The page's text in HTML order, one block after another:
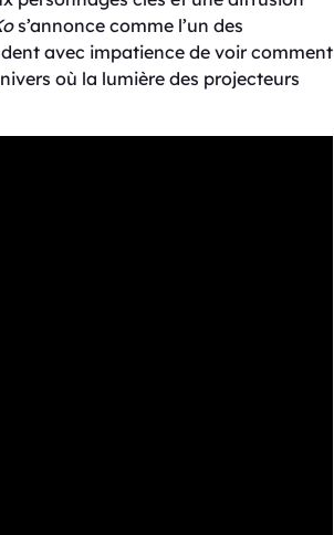
s’annonce comme l’un des
avec impatience de voir comment
où la lumière des projecteurs